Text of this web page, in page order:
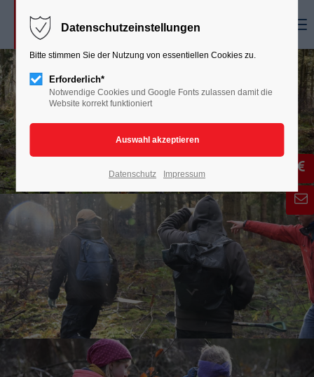
Datenschutzeinstellungen
Bitte stimmen Sie der Nutzung von essentiellen Cookies zu.
Erforderlich*
Notwendige Cookies und Google Fonts zulassen damit die
Website korrekt funktioniert
Datenschutz Impressum